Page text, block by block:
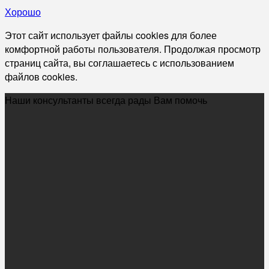
Хорошо
Этот сайт использует файлы cookies для более
комфортной работы пользователя. Продолжая просмотр
страниц сайта, вы соглашаетесь с использованием
файлов cookies.
Наши консультанты всегда рады Вам помочь